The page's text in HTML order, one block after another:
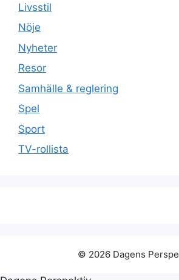
Livsstil
Nöje
Nyheter
Resor
Samhälle & reglering
Spel
Sport
TV-rollista
© 2026 Dagens